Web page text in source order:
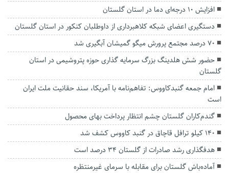
افزایش ۱۰ درجه‌ای دما در استان گلستان
دستگیری اعضای شبکه کلاهبرداری از داوطلبان کنکور در استان گلستان
۷۰ درصد مجتمع پرورش میگو گمیشان آبگیری شد
حضور شش هلدینگ بزرگ سرمایه گذاری حوزه پتروشیمی در استان
گلستان
امام جمعه گنبدکاووس: تفاهم‌نامه با آمریکا، سند حقانیت ملت ایران
است
گندم‌کاران گلستان چشم انتظار پرداخت بهای محصول
۱۴۰ کیلو ترافل قاچاق در گنبد کاووس کشف شد
هدفگذاری رشد صادرات از گلستان ۳۴ درصد است
آماده‌باش گلستان برای مقابله با سرمای غیرمنتظره